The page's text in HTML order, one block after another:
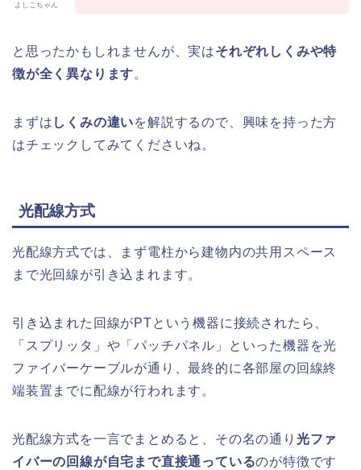
よしこちゃん
と思ったかもしれませんが、実はそれぞれしくみや特
徴が全く異なります。
まずは しくみの違いを解説するので、興味を持った方
はチェックしてみてくださいね。
光配線方式
光配線方式では、まず電柱から建物内の共用スペース
まで光回線が引き込まれます。
引き込まれた回線がPTという機器に接続されたら、
「スプリッタ」や「パッチパネル」といった機器を光
ファイバーケーブルが通り、最終的に各部屋の回線終
端装置までに配線が行われます。
光配線方式を一言でまとめると、その名の通り 光ファ
イバーの回線が自宅まで直接通っているのが特徴です